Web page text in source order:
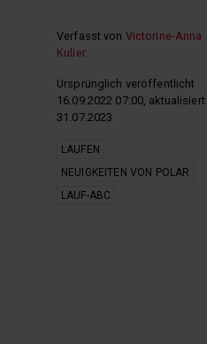
Verfasst von Victorine-Anna
Kulier
Ursprünglich veröffentlicht
16.09.2022 07:00, aktualisiert
31.07.2023
LAUFEN
NEUIGKEITEN VON POLAR
LAUF-ABC